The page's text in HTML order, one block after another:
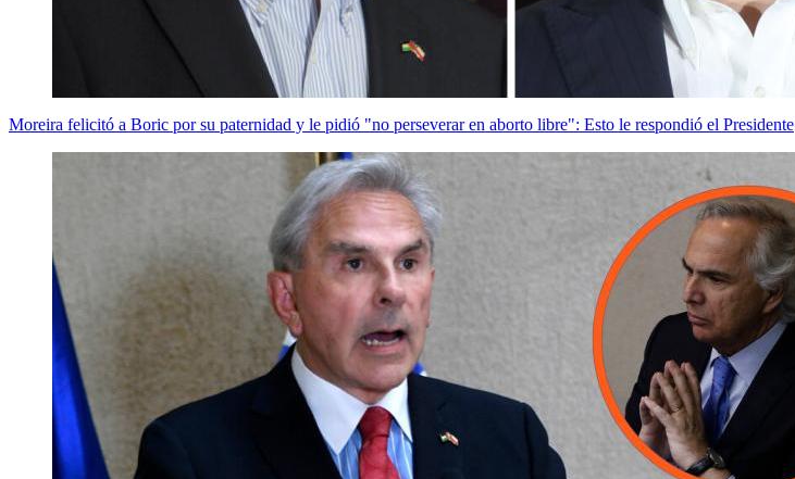
Moreira felicitó a Boric por su paternidad y le pidió "no perseverar en aborto libre": Esto le respondió el Presidente